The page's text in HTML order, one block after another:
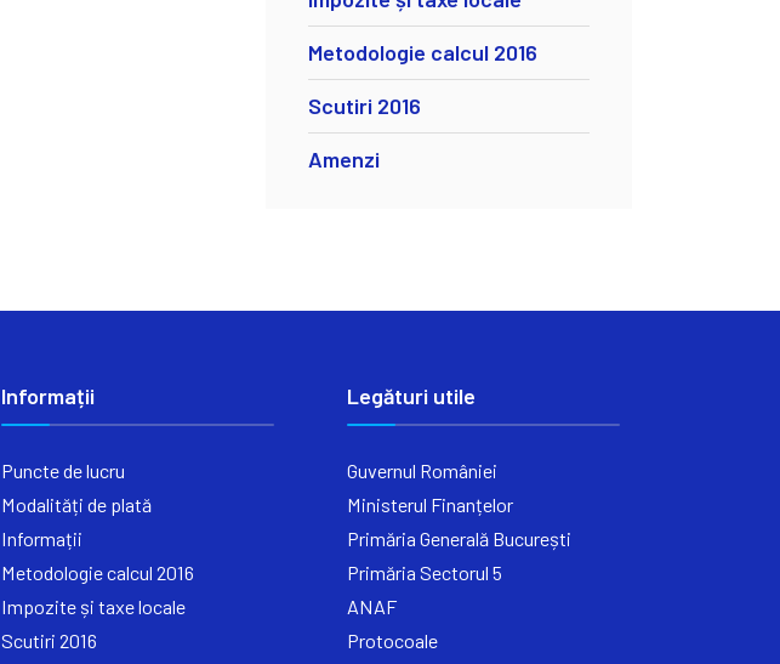
Metodologie calcul 2016
Scutiri 2016
Amenzi
Informații
Puncte de lucru
Modalități de plată
Informații
Metodologie calcul 2016
Impozite și taxe locale
Scutiri 2016
Legături utile
Guvernul României
Ministerul Finanțelor
Primăria Generală București
Primăria Sectorul 5
ANAF
Protocoale